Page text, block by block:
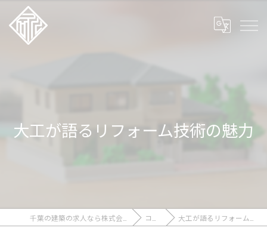
大工が語るリフォーム技術の魅力
コラム 大工が語るリフォーム技術の魅力